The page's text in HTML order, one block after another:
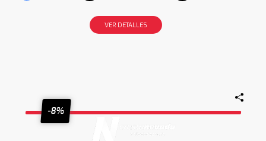
VER DETALLES
-8%